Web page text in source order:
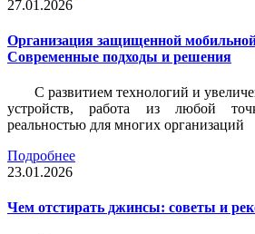
27.01.2026
Организация защищенной
Современные подходы и решения
С развитием технологий и
устройств, работа из любой
реальностью для многих организаций
Подробнее
23.01.2026
Чем отстирать джинсы: советы и